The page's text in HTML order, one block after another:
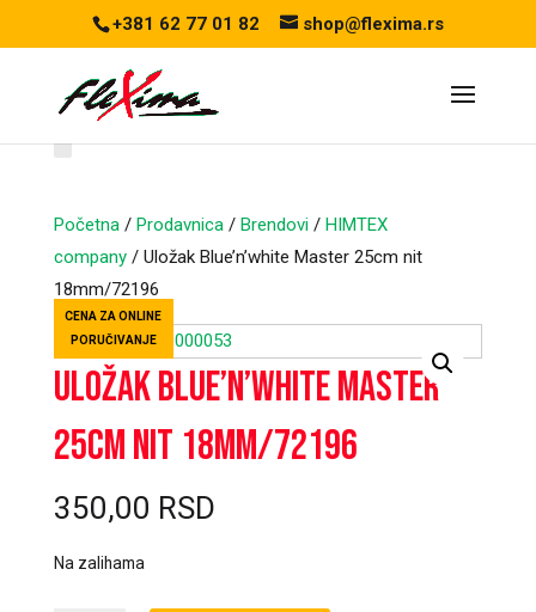
+381 62 77 01 82 shop@flexima.rs
Početna/ Prodavnica/ Brendovi/ HIMTEX
company/ Uložak Blue’n’white Master 25cm nit
18mm/72196
CENA ZA ONLINE
PORUČIVANJE
Uložak Blue’n’white Master
25cm nit 18mm/72196
350,00 RSD
Na zalihama